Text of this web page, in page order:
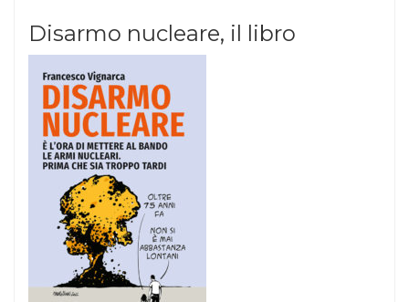
Disarmo nucleare, il libro